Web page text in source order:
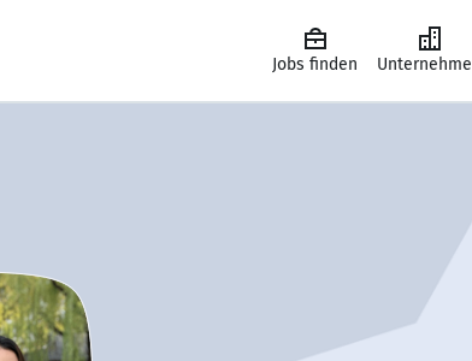
Jobs finden